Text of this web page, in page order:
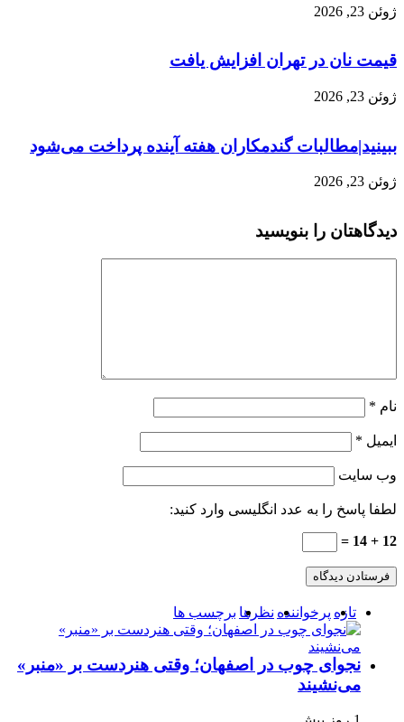
ژوئن 23, 2026
قیمت نان در تهران افزایش یافت
ژوئن 23, 2026
ببینید|مطالبات گندمکاران هفته آینده پرداخت می‌شود
ژوئن 23, 2026
دیدگاهتان را بنویسید
نام *
ایمیل *
وب‌ سایت
لطفا پاسخ را به عدد انگلیسی وارد کنید:
12 + 14 =
تازه پرخواننده نظرها برچسب ها
نجوای چوب در اصفهان؛ وقتی هنردست بر «منبر»
می‌نشیند